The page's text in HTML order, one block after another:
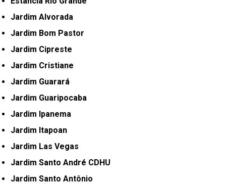
Jardim Alvorada
Jardim Bom Pastor
Jardim Cipreste
Jardim Cristiane
Jardim Guarará
Jardim Guaripocaba
Jardim Ipanema
Jardim Itapoan
Jardim Las Vegas
Jardim Santo André CDHU
Jardim Santo Antônio